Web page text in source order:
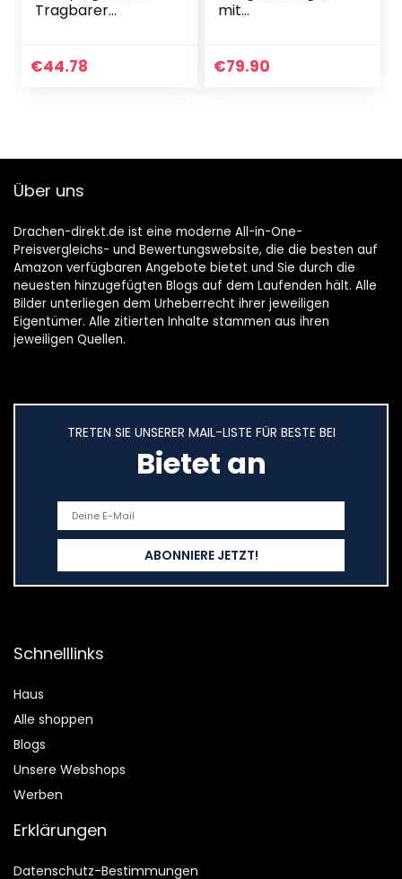
Tragbarer
Winddichte
€44.78
mit
Gasgrill BBQ
€79.90
Über uns
Drachen-direkt.de ist eine moderne All-in-One-
Preisvergleichs- und Bewertungswebsite, die die besten auf
Amazon verfügbaren Angebote bietet und Sie durch die
neuesten hinzugefügten Blogs auf dem Laufenden hält. Alle
Bilder unterliegen dem Urheberrecht ihrer jeweiligen
Eigentümer. Alle zitierten Inhalte stammen aus ihren
jeweiligen Quellen.
TRETEN SIE UNSERER MAIL-LISTE FÜR BESTE BEI
Bietet an
Schnelllinks
Haus
Alle shoppen
Blogs
Unsere Webshops
Werben
Erklärungen
Datenschutz-Bestimmungen